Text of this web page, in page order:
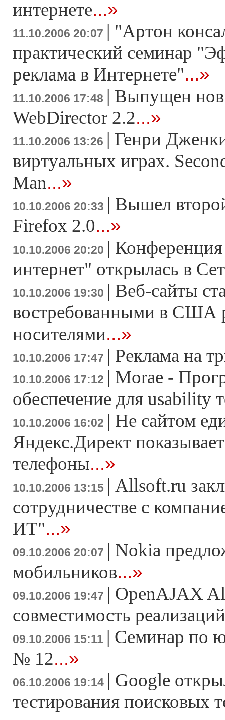
интернете...»
11.10.2006 20:07 | "Артон
практический семинар
реклама в Интернете"...»
11.10.2006 17:48 | Выпущен
WebDirector 2.2...»
11.10.2006 13:26 | Генри
виртуальных играх.
Man...»
10.10.2006 20:33 | Вышел
Firefox 2.0...»
10.10.2006 20:20 |
интернет" открылась в
10.10.2006 19:30 | Веб-сайты
востребованными в США
носителями...»
10.10.2006 17:47 | Реклама на
10.10.2006 17:12 | Morae -
обеспечение для usability
10.10.2006 16:02 | Не сайтом
Яндекс.Директ
телефоны...»
10.10.2006 13:15 | Allsoft.ru
сотрудничестве с
ИТ"...»
09.10.2006 20:07 | Nokia
мобильников...»
09.10.2006 19:47 | OpenAJAX
совместимость
09.10.2006 15:11 | Семинар по
№ 12...»
06.10.2006 19:14 | Google
тестирования поисковых